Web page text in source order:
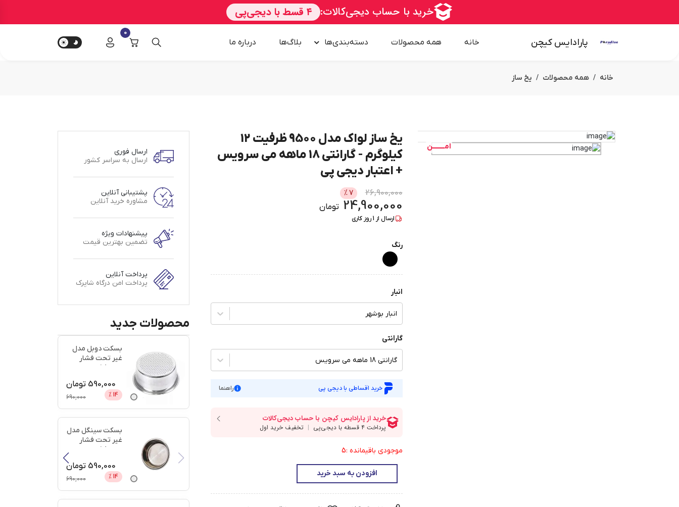
پارادایس کیچن خانه همه محصولات دسته‌بندی‌ها بلاگ‌ها درباره‌ ما
0
خانه همه محصولات یخ ساز
امــــــــن
یخ ساز لواک مدل 9500 ظرفیت 12
کیلوگرم - گارانتی 18 ماهه می سرویس
+ اعتبار دیجی پی
26,900,000
7
%
24,900,000 تومان
ارسال از 1روز کاری
رنگ
انبار
انبار بوشهر
گارانتی
گارانتی 18 ماهه می سرویس
خرید اقساطی با دیجی پی راهنما
موجودی باقیمانده :5
افزودن به سبد خرید
ارسال فوری
ارسال به سراسر کشور
پشتیبانی آنلاین
مشاوره خرید آنلاین
پیشنهادات ویژه
تضمین بهترین قیمت
پرداخت آنلاین
پرداخت امن درگاه شاپرک
محصولات جدید
بسکت دوبل مدل
غیر تحت فشار
590,000 تومان
14
%
690,000
بسکت سینگل مدل
غیر تحت فشار
590,000 تومان
14
%
690,000